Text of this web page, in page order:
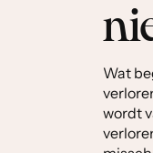
Wat
wordt